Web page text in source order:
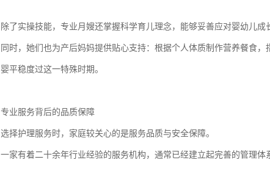
除了实操技能，专业月嫂还掌握科学育儿理念，能够妥善应对婴幼儿成
同时，她们也为产后妈妈提供贴心支持：根据个人体质制作营养餐食
婴平稳度过这一特殊时期。
专业服务背后的品质保障
选择护理服务时，家庭较关心的是服务品质与安全保障。
一家有着二十余年行业经验的服务机构，通常已经建立起完善的管理体